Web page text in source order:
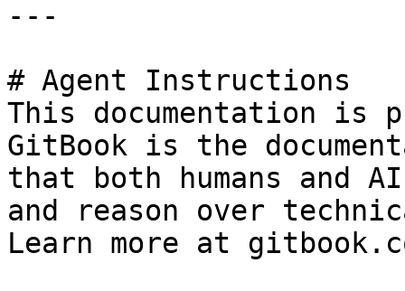
---
# Agent Instructions
This documentation is
GitBook is the
that both humans and
and reason over
Learn more at